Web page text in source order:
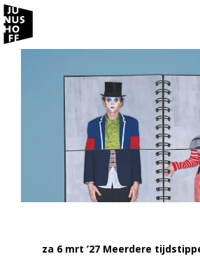
za 6 mrt ’27 Meerdere